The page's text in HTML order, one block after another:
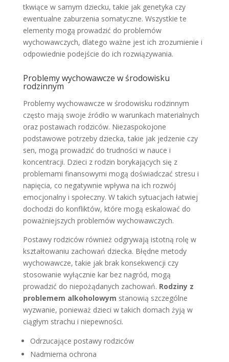
tkwiące w samym dziecku, takie jak genetyka czy
ewentualne zaburzenia somatyczne. Wszystkie te
elementy mogą prowadzić do problemów
wychowawczych, dlatego ważne jest ich zrozumienie i
odpowiednie podejście do ich rozwiązywania.
Problemy wychowawcze w środowisku
rodzinnym
Problemy wychowawcze w środowisku rodzinnym
często mają swoje źródło w warunkach materialnych
oraz postawach rodziców. Niezaspokojone
podstawowe potrzeby dziecka, takie jak jedzenie czy
sen, mogą prowadzić do trudności w nauce i
koncentracji. Dzieci z rodzin borykających się z
problemami finansowymi mogą doświadczać stresu i
napięcia, co negatywnie wpływa na ich rozwój
emocjonalny i społeczny. W takich sytuacjach łatwiej
dochodzi do konfliktów, które mogą eskalować do
poważniejszych problemów wychowawczych.
Postawy rodziców również odgrywają istotną rolę w
kształtowaniu zachowań dziecka. Błędne metody
wychowawcze, takie jak brak konsekwencji czy
stosowanie wyłącznie kar bez nagród, mogą
prowadzić do niepożądanych zachowań. Rodziny z
problemem alkoholowym stanowią szczególne
wyzwanie, ponieważ dzieci w takich domach żyją w
ciągłym strachu i niepewności.
Odrzucające postawy rodziców
Nadmierna ochrona